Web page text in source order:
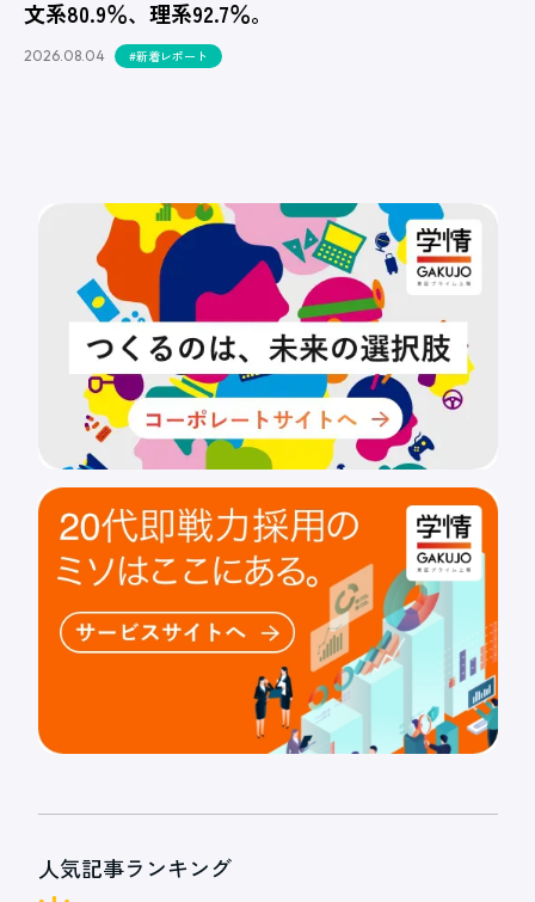
文系80.9％、理系92.7％。
2026.08.04 #新着レポート
人気記事ランキング